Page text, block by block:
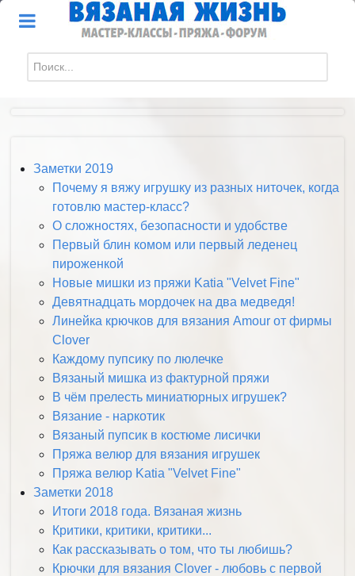
Искать...
Заметки 2019
Почему я вяжу игрушку из разных ниточек, когда
готовлю мастер-класс?
О сложностях, безопасности и удобстве
Первый блин комом или первый леденец
пироженкой
Новые мишки из пряжи Katia "Velvet Fine"
Девятнадцать мордочек на два медведя!
Линейка крючков для вязания Amour от фирмы
Clover
Каждому пупсику по люлечке
Вязаный мишка из фактурной пряжи
В чём прелесть миниатюрных игрушек?
Вязание - наркотик
Вязаный пупсик в костюме лисички
Пряжа велюр для вязания игрушек
Пряжа велюр Katia "Velvet Fine"
Заметки 2018
Итоги 2018 года. Вязаная жизнь
Критики, критики, критики...
Как рассказывать о том, что ты любишь?
Крючки для вязания Clover - любовь с первой